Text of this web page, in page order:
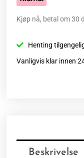
Kjøp nå, betal om 30
Henting
Vanligvis klar innen
Beskrivelse